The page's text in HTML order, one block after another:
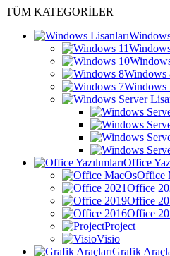
TÜM KATEGORİLER
Windows
Windows
Office
Office
Office
Office
Office
Project
Visio
Grafik